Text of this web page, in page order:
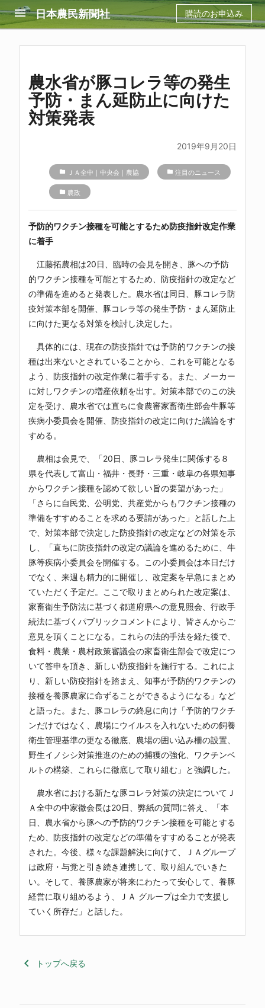
menu 日本農民新聞社 購読のお申込み
農水省が豚コレラ等の発生
予防・まん延防止に向けた
対策発表
2019年9月20日
folder ＪＡ全中｜中央会｜農協 folder 注目のニュース
folder 農政
予防的ワクチン接種を可能とするため防疫指針改定作業
に着手
江藤拓農相は20日、臨時の会見を開き、豚への予防
的ワクチン接種を可能とするため、防疫指針の改定など
の準備を進めると発表した。農水省は同日、豚コレラ防
疫対策本部を開催、豚コレラ等の発生予防・まん延防止
に向けた更なる対策を検討し決定した。
具体的には、現在の防疫指針では予防的ワクチンの接
種は出来ないとされていることから、これを可能となる
よう、防疫指針の改定作業に着手する。また、メーカー
に対しワクチンの増産依頼を出す。対策本部でのこの決
定を受け、農水省では直ちに食農審家畜衛生部会牛豚等
疾病小委員会を開催、防疫指針の改定に向けた議論をす
すめる。
農相は会見で、「20日、豚コレラ発生に関係する８
県を代表して富山・福井・長野・三重・岐阜の各県知事
からワクチン接種を認めて欲しい旨の要望があった」
「さらに自民党、公明党、共産党からもワクチン接種の
準備をすすめることを求める要請があった」と話した上
で、対策本部で決定した防疫指針の改定などの対策を示
し、「直ちに防疫指針の改定の議論を進めるために、牛
豚等疾病小委員会を開催する。この小委員会は本日だけ
でなく、来週も精力的に開催し、改定案を早急にまとめ
ていただく予定だ。ここで取りまとめられた改定案は、
家畜衛生予防法に基づく都道府県への意見照会、行政手
続法に基づくパブリックコメントにより、皆さんからご
意見を頂くことになる。これらの法的手法を経た後で、
食料・農業・農村政策審議会の家畜衛生部会で改定につ
いて答申を頂き、新しい防疫指針を施行する。これによ
り、新しい防疫指針を踏まえ、知事が予防的ワクチンの
接種を養豚農家に命ずることができるようになる」など
と語った。また、豚コレラの終息に向け「予防的ワクチ
ンだけではなく、農場にウイルスを入れないための飼養
衛生管理基準の更なる徹底、農場の囲い込み柵の設置、
野生イノシシ対策推進のための捕獲の強化、ワクチンベ
ルトの構築、これらに徹底して取り組む」と強調した。
農水省における新たな豚コレラ対策の決定について Ｊ
Ａ全中の中家徹会長は20日、弊紙の質問に答え、「本
日、農水省から豚への予防的ワクチン接種を可能とする
ため、防疫指針の改定などの準備をすすめることが発表
された。今後、様々な課題解決に向けて、ＪＡグループ
は政府・与党と引き続き連携して、取り組んでいきた
い。そして、養豚農家が将来にわたって安心して、養豚
経営に取り組めるよう、ＪＡ グループは全力で支援し
ていく所存だ」と話した。
keyboard_arrow_left トップへ戻る